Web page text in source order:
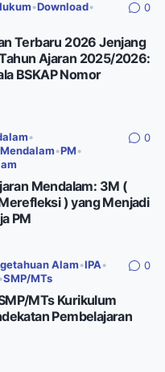
•Download•
0
Terbaru 2026 Jenjang
Ajaran 2025/2026:
BSKAP Nomor
•
•PM •
0
Mendalam: 3M (
) yang Menjadi
PM
Alam •IPA•
•SMP/MTs
0
MTs Kurikulum
Pembelajaran